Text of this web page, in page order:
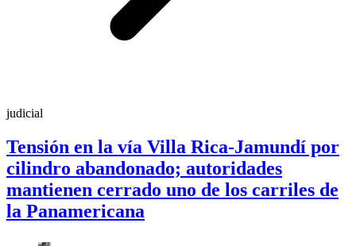
judicial
Tensión en la vía Villa Rica-Jamundí por
cilindro abandonado; autoridades
mantienen cerrado uno de los carriles de
la Panamericana